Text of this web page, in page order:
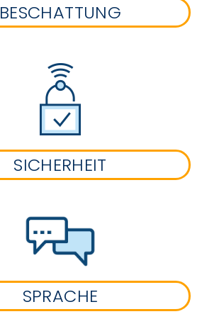
BESCHATTUNG
SICHERHEIT
SPRACHE